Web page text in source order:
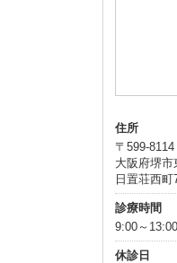
住所
〒599-8114
大阪府堺市
日置荘西町
診療時間
9:00～
休診日